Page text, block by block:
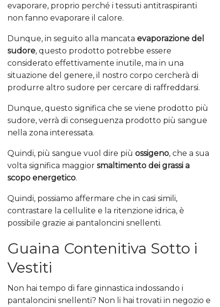
evaporare, proprio perché i tessuti antitraspiranti
non fanno evaporare il calore.
Dunque, in seguito alla mancata evaporazione del
sudore, questo prodotto potrebbe essere
considerato effettivamente inutile, ma in una
situazione del genere, il nostro corpo cercherà di
produrre altro sudore per cercare di raffreddarsi.
Dunque, questo significa che se viene prodotto più
sudore, verrà di conseguenza prodotto più sangue
nella zona interessata.
Quindi, più sangue vuol dire più ossigeno, che a sua
volta significa maggior smaltimento dei grassi a
scopo energetico.
Quindi, possiamo affermare che in casi simili,
contrastare la cellulite e la ritenzione idrica, è
possibile grazie ai pantaloncini snellenti.
Guaina Contenitiva Sotto i
Vestiti
Non hai tempo di fare ginnastica indossando i
pantaloncini snellenti? Non li hai trovati in negozio e